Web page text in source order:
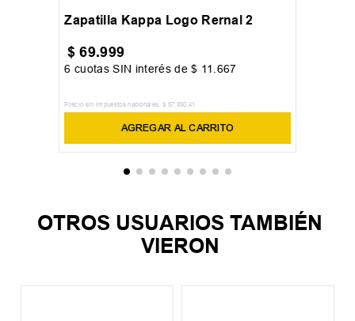
Zapatilla Kappa Logo Rernal 2
$ 69.999
6 cuotas SIN interés de$ 11 667
Precio sin impuestos nacionales: $ 57.850 ,41
AGREGAR AL CARRITO
OTROS USUARIOS TAMBIÉN
VIERON